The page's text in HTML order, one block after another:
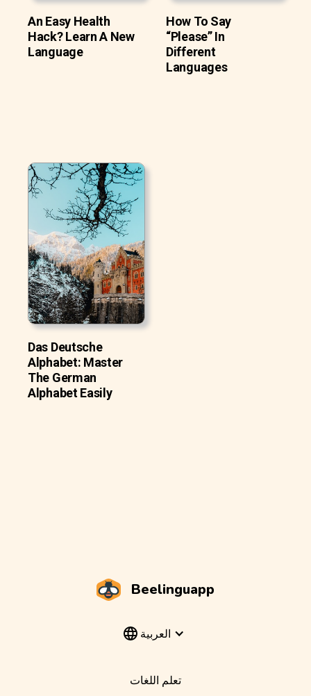
An Easy Health
Hack? Learn A New
Language
How To Say
“Please” In
Different
Languages
Das Deutsche
Alphabet: Master
The German
Alphabet Easily
Beelinguapp
العربية
تعلم اللغات